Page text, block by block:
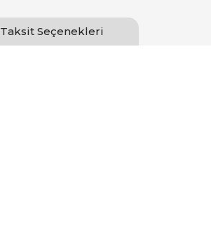
Taksit Seçenekleri